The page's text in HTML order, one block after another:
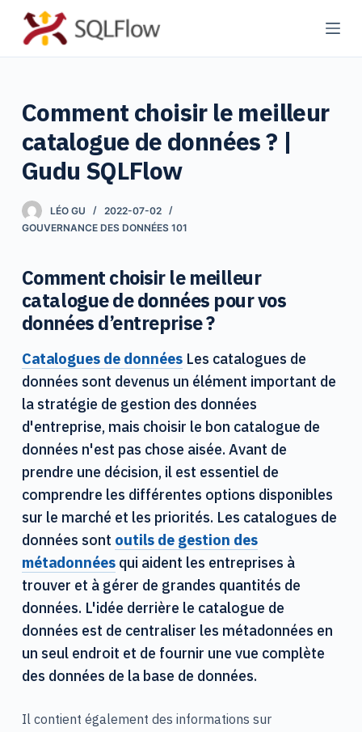
P
a
e
a
u
o
e
n
u
Comment choisir le meilleur
catalogue de données ? |
Gudu SQLFlow
LÉO GU
2022-07-02
GOUVERNANCE DES DONNÉES 101
Comment choisir le meilleur
catalogue de données pour vos
données d’entreprise ?
Catalogues de donnéesLes catalogues de
données sont devenus un élément important de
la stratégie de gestion des données
d'entreprise, mais choisir le bon catalogue de
données n'est pas chose aisée. Avant de
prendre une décision, il est essentiel de
comprendre les différentes options disponibles
sur le marché et les priorités. Les catalogues de
données sont outils de gestion des
métadonnéesqui aident les entreprises à
trouver et à gérer de grandes quantités de
données. L'idée derrière le catalogue de
données est de centraliser les métadonnées en
un seul endroit et de fournir une vue complète
des données de la base de données.
Il contient également des informations sur